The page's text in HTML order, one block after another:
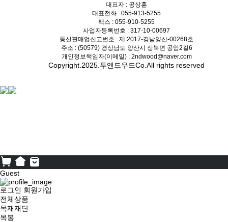
대표자 : 공상훈
대표전화 : 055-913-5255
팩스 : 055-910-5255
사업자등록번호 : 317-10-00697
통신판매업신고번호 : 제 2017-경남양산-00268호
주소 : (50579) 경상남도 양산시 상북면 공암2길6
개인정보책임자(이메일) : 2ndwood@naver.com
Copyright.2025.투앤드우드Co.All rights reserved
Guest
로그인 회원가입
전체상품
목재재단
목봉